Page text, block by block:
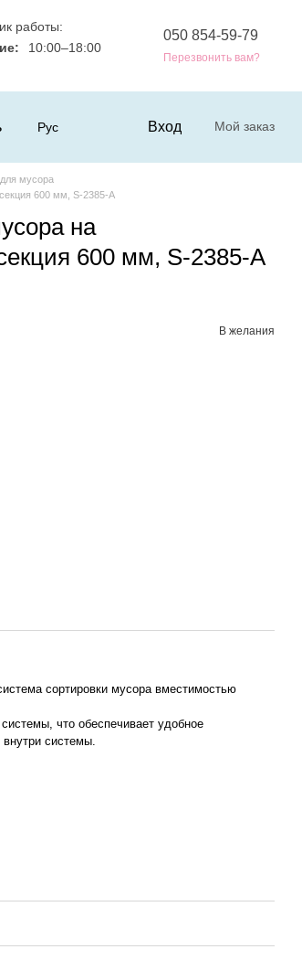
работы:
10:00–18:00
050 854-59-79
Перезвонить вам?
Рус Вход Мой заказ
мусора
600 мм, S-2385-А
на
600 мм, S-2385-А
В желания
сортировки мусора вместимостью
что обеспечивает удобное
системы.